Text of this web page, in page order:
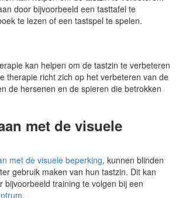
door bijvoorbeeld een tasttafel te
te lezen of een tastspel te spelen.
kan helpen om de tastzin te verbeteren
therapie richt zich op het verbeteren van de
de hersenen en de spieren die betrokken
met de visuele
met de visuele beperking, kunnen blinden
gebruik maken van hun tastzin. Dit kan
bijvoorbeeld training te volgen bij een
.